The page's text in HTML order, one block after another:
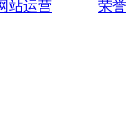
站运营
荣